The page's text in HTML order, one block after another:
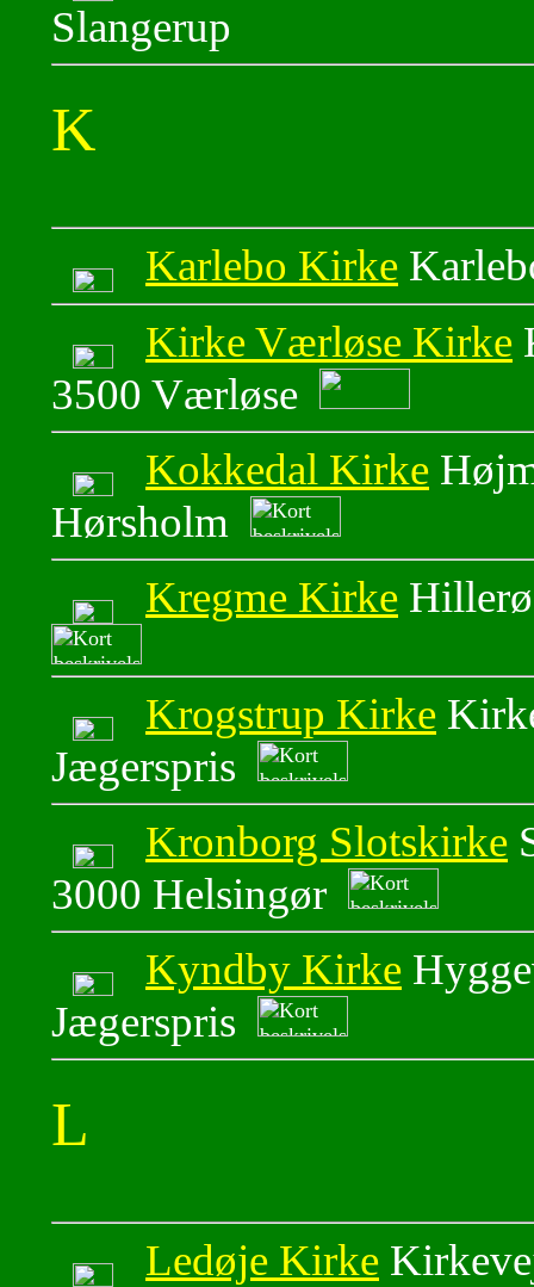
Slangerup
K
Karlebo Kirke
Kirke Værløse Kirke
3500 Værløse
Kokkedal Kirke
Hørsholm
Kregme Kirke
Krogstrup Kirke
Jægerspris
Kronborg Slotskirke
3000 Helsingør
Kyndby Kirke
Jægerspris
L
Ledøje Kirke